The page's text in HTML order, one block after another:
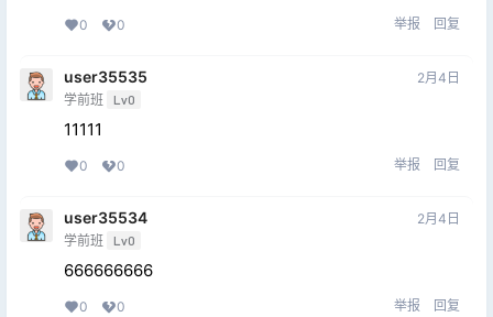
0 0 举报 回复
user35535
学前班 Lv0
2月4日
11111
0 0 举报 回复
user35534
学前班 Lv0
2月4日
666666666
0 0 举报 回复